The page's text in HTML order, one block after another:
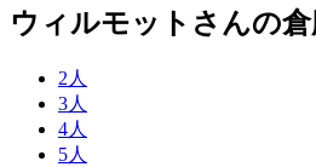
ウィルモットさんの
2人
3人
4人
5人